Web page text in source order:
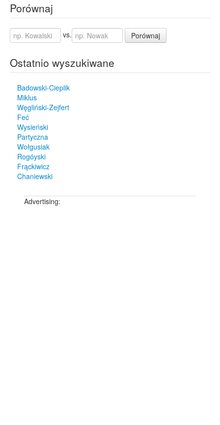
Porównaj
vs. Porównaj
Ostatnio wyszukiwane
Badowski-Cieplik
Miklus
Węgliński-Zejfert
Feć
Wysieński
Partyczna
Wołgusiak
Rogóyski
Frąckiwicz
Chaniewski
Advertising: